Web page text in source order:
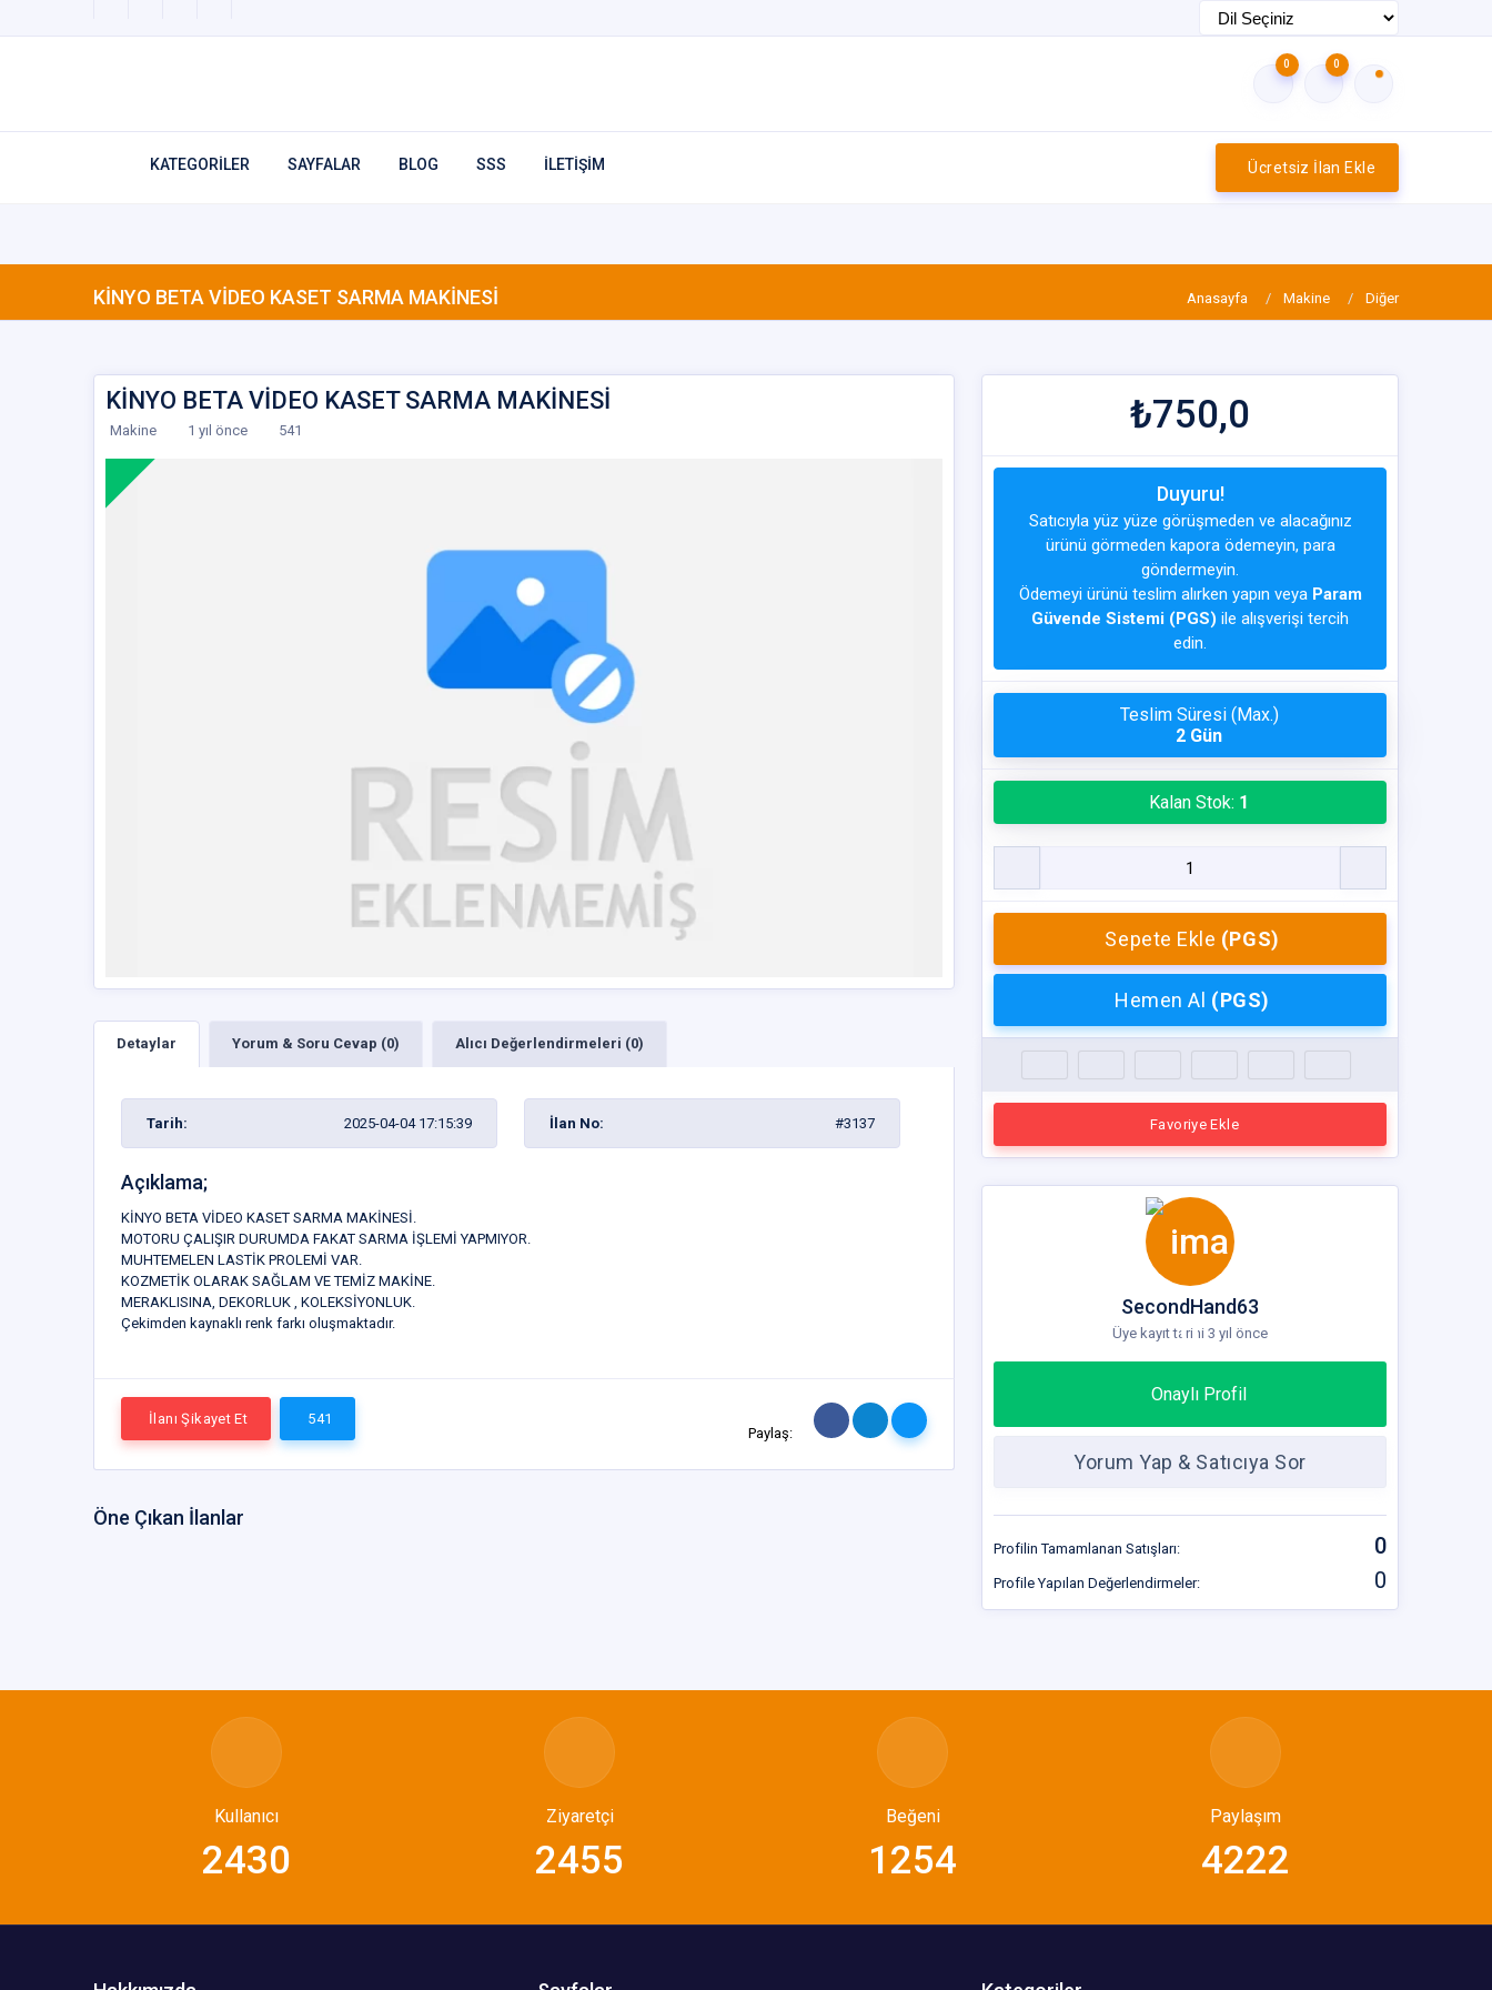
0 0
KATEGORİLER SAYFALAR BLOG SSS İLETİŞİM Ücretsiz İlan Ekle
KİNYO BETA VİDEO KASET SARMA MAKİNESİ Anasayfa Makine Diğer
KİNYO BETA VİDEO KASET SARMA MAKİNESİ
Makine 1 yıl önce 541
Detaylar Yorum & Soru Cevap (0) Alıcı Değerlendirmeleri (0)
Tarih: 2025-04-04 17:15:39 İlan No: #3137
Açıklama;
KİNYO BETA VİDEO KASET SARMA MAKİNESİ.
MOTORU ÇALIŞIR DURUMDA FAKAT SARMA İŞLEMİ YAPMIYOR.
MUHTEMELEN LASTİK PROLEMİ VAR.
KOZMETİK OLARAK SAĞLAM VE TEMİZ MAKİNE.
MERAKLISINA, DEKORLUK , KOLEKSİYONLUK.
Çekimden kaynaklı renk farkı oluşmaktadır.
İlanı Şikayet Et
541
Paylaş:
Öne Çıkan İlanlar
₺750,0
Duyuru!
Satıcıyla yüz yüze görüşmeden ve alacağınız
ürünü görmeden kapora ödemeyin, para
göndermeyin.
Ödemeyi ürünü teslim alırken yapın veya Param
Güvende Sistemi (PGS) ile alışverişi tercih
edin.
Teslim Süresi (Max.)
2 Gün
Kalan Stok: 1
Sepete Ekle (PGS)
Hemen Al (PGS)
Favoriye Ekle
SecondHand63
Üye kayıt tarihi 3 yıl önce
Onaylı Profil
Yorum Yap & Satıcıya Sor
Profilin Tamamlanan Satışları: 0
Profile Yapılan Değerlendirmeler: 0
Kullanıcı
2430
Ziyaretçi
2455
Beğeni
1254
Paylaşım
4222